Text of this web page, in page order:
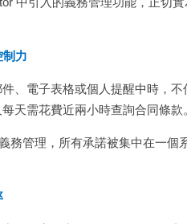
制力
、電子表格或個人提醒中時，
天需花費近兩小時查詢合同條款
務管理，所有承諾被集中在一